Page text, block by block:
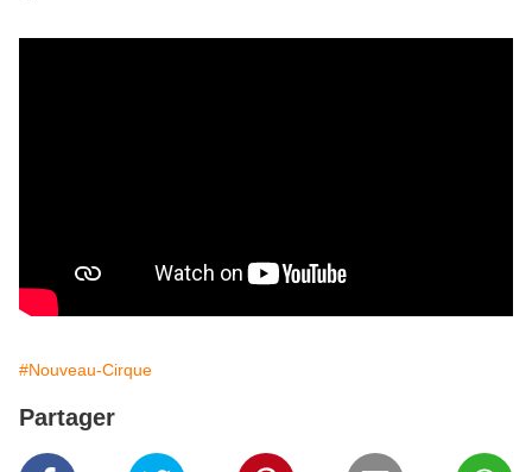
#Nouveau-Cirque
Partager